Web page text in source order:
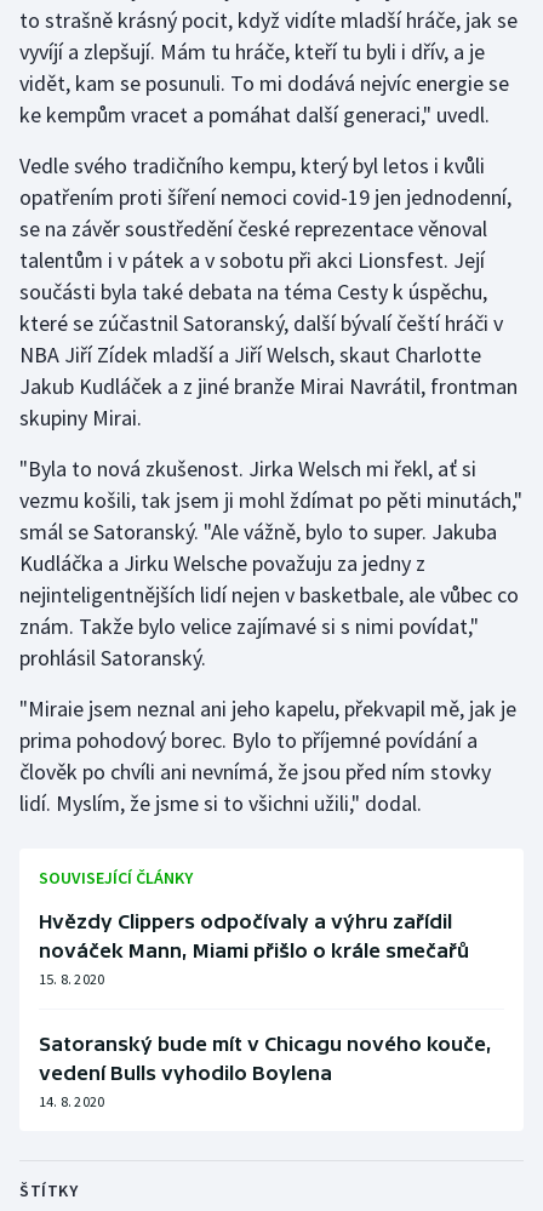
Stolní tenis
Triatlon
Veslování
Vodní slalom
Volejbal
Ostatní
to strašně krásný pocit, když vidíte mladší hráče, jak se
vyvíjí a zlepšují. Mám tu hráče, kteří tu byli i dřív, a je
vidět, kam se posunuli. To mi dodává nejvíc energie se
ke kempům vracet a pomáhat další generaci," uvedl.
Vedle svého tradičního kempu, který byl letos i kvůli
opatřením proti šíření nemoci covid-19 jen jednodenní,
se na závěr soustředění české reprezentace věnoval
talentům i v pátek a v sobotu při akci Lionsfest. Její
součásti byla také debata na téma Cesty k úspěchu,
které se zúčastnil Satoranský, další bývalí čeští hráči v
NBA Jiří Zídek mladší a Jiří Welsch, skaut Charlotte
Jakub Kudláček a z jiné branže Mirai Navrátil, frontman
skupiny Mirai.
"Byla to nová zkušenost. Jirka Welsch mi řekl, ať si
vezmu košili, tak jsem ji mohl ždímat po pěti minutách,"
smál se Satoranský. "Ale vážně, bylo to super. Jakuba
Kudláčka a Jirku Welsche považuju za jedny z
nejinteligentnějších lidí nejen v basketbale, ale vůbec co
znám. Takže bylo velice zajímavé si s nimi povídat,"
prohlásil Satoranský.
"Miraie jsem neznal ani jeho kapelu, překvapil mě, jak je
prima pohodový borec. Bylo to příjemné povídání a
člověk po chvíli ani nevnímá, že jsou před ním stovky
lidí. Myslím, že jsme si to všichni užili," dodal.
SOUVISEJÍCÍ ČLÁNKY
Hvězdy Clippers odpočívaly a výhru zařídil
nováček Mann, Miami přišlo o krále smečařů
15. 8. 2020
Satoranský bude mít v Chicagu nového kouče,
vedení Bulls vyhodilo Boylena
14. 8. 2020
ŠTÍTKY